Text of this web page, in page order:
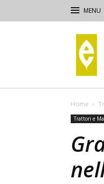
Terra
e
Vita
Home
Trattori e